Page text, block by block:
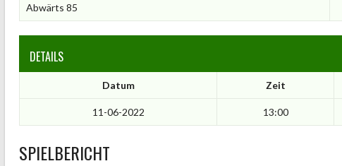
Abwärts 85
DETAILS
Datum Zeit
11-06-2022 13:00
SPIELBERICHT